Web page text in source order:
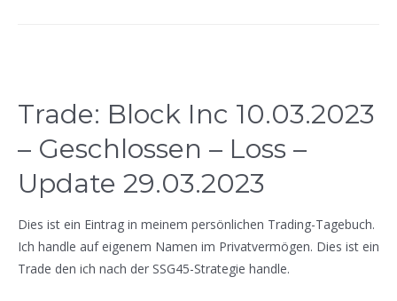
Trade: Block Inc 10.03.2023
– Geschlossen – Loss –
Update 29.03.2023
Dies ist ein Eintrag in meinem persönlichen Trading-Tagebuch.
Ich handle auf eigenem Namen im Privatvermögen. Dies ist ein
Trade den ich nach der SSG45-Strategie handle.